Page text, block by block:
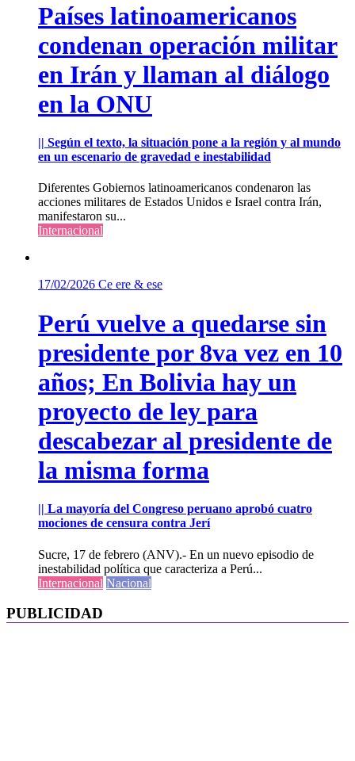
Países latinoamericanos
condenan operación militar
en Irán y llaman al diálogo
en la ONU
|| Según el texto, la situación pone a la región y al mundo
en un escenario de gravedad e inestabilidad
Diferentes Gobiernos latinoamericanos condenaron las
acciones militares de Estados Unidos e Israel contra Irán,
manifestaron su...
Internacional
17/02/2026 Ce ere & ese
Perú vuelve a quedarse sin
presidente por 8va vez en 10
años; En Bolivia hay un
proyecto de ley para
descabezar al presidente de
la misma forma
|| La mayoría del Congreso peruano aprobó cuatro
mociones de censura contra Jerí
Sucre, 17 de febrero (ANV).- En un nuevo episodio de
inestabilidad política que caracteriza a Perú...
Internacional Nacional
PUBLICIDAD